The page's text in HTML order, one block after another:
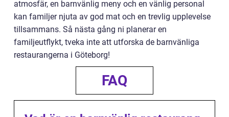
atmosfär, en barnvänlig meny och en vänlig personal
kan familjer njuta av god mat och en trevlig upplevelse
tillsammans. Så nästa gång ni planerar en
familjeutflykt, tveka inte att utforska de barnvänliga
restaurangerna i Göteborg!
FAQ